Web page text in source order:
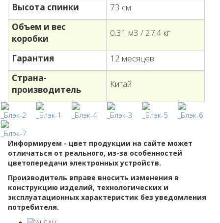
Высота спинки
73 см
Объем и вес
коробки
0.31 м3 / 27.4 кг
Гарантия
12 месяцев
Страна-
производитель
Китай
Информируем - цвет продукции на сайте может
отличаться от реального, из-за особенностей
цветопередачи электронных устройств.
Производитель вправе вносить изменения в
конструкцию изделий, технологических и
эксплуатационных характеристик без уведомления
потребителя.